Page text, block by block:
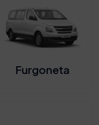
Furgoneta